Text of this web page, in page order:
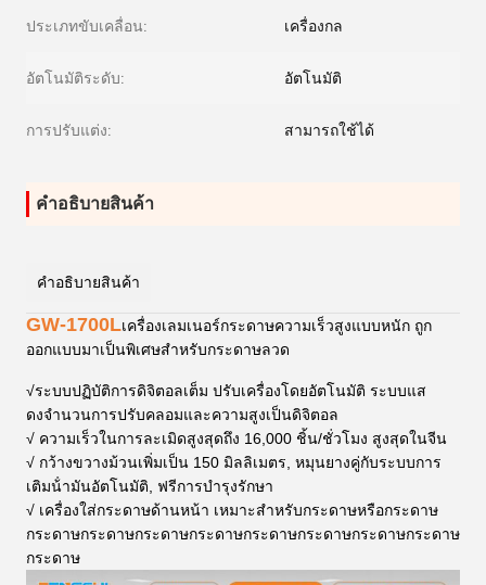
ประเภทขับเคลื่อน: เครื่องกล
อัตโนมัติระดับ: อัตโนมัติ
การปรับแต่ง: สามารถใช้ได้
คําอธิบายสินค้า
คําอธิบายสินค้า
GW-1700Lเครื่องเลมเนอร์กระดาษความเร็วสูงแบบหนัก ถูก
ออกแบบมาเป็นพิเศษสําหรับกระดาษลวด
√ระบบปฏิบัติการดิจิตอลเต็ม ปรับเครื่องโดยอัตโนมัติ ระบบแส
ดงจํานวนการปรับคลอมและความสูงเป็นดิจิตอล
√ ความเร็วในการละเมิดสูงสุดถึง 16,000 ชิ้น/ชั่วโมง สูงสุดในจีน
√ กว้างขวางม้วนเพิ่มเป็น 150 มิลลิเมตร, หมุนยางคู่กับระบบการ
เติมน้ํามันอัตโนมัติ, ฟรีการบํารุงรักษา
√ เครื่องใส่กระดาษด้านหน้า เหมาะสําหรับกระดาษหรือกระดาษ
กระดาษกระดาษกระดาษกระดาษกระดาษกระดาษกระดาษกระดาษ
กระดาษ